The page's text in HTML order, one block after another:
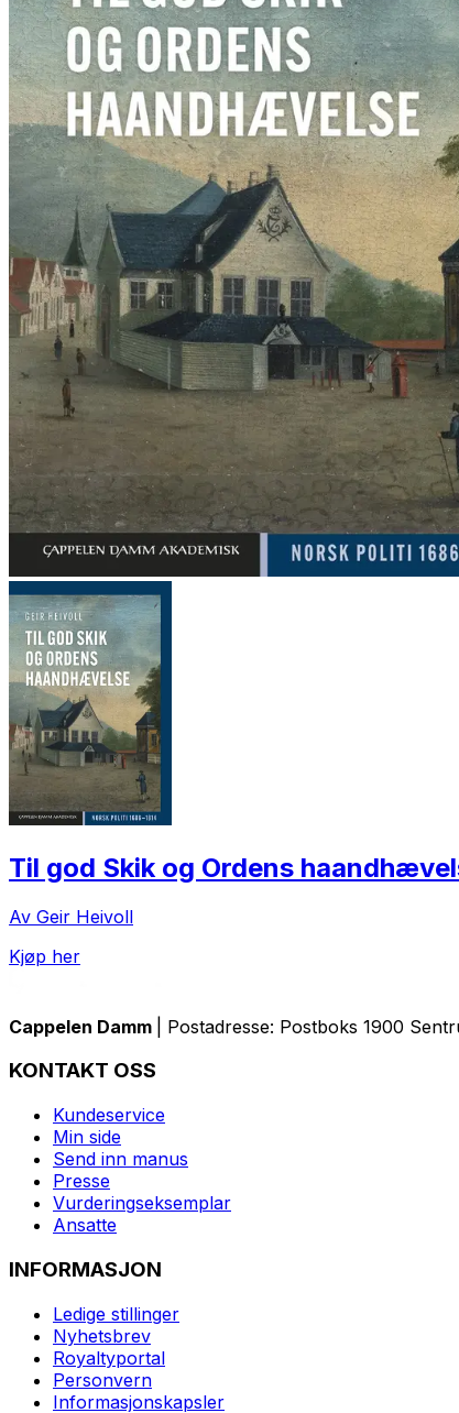
Til god Skik og Ordens
Av Geir Heivoll
Kjøp her
Cappelen Damm | Postadresse: Postboks 1900
KONTAKT OSS
Kundeservice
Min side
Send inn manus
Presse
Vurderingseksemplar
Ansatte
INFORMASJON
Ledige stillinger
Nyhetsbrev
Royaltyportal
Personvern
Informasjonskapsler